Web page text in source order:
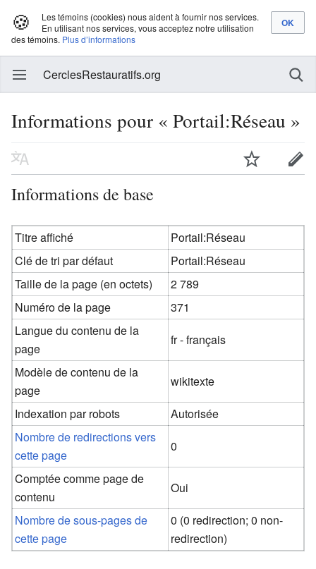
🍪
Les témoins (cookies) nous aident à fournir nos services.
En utilisant nos services, vous acceptez notre utilisation
des témoins. Plus d’informations
CerclesRestauratifs.org
Informations pour « Portail:Réseau »
Informations de base
Titre affiché
Portail:Réseau
Clé de tri par défaut
Portail:Réseau
Taille de la page (en octets)
2 789
Numéro de la page
371
Langue du contenu de la
page
fr - français
Modèle de contenu de la
page
wikitexte
Indexation par robots
Autorisée
Nombre de redirections vers
cette page
0
Comptée comme page de
contenu
Oui
Nombre de sous-pages de
cette page
0 (0 redirection; 0 non-
redirection)